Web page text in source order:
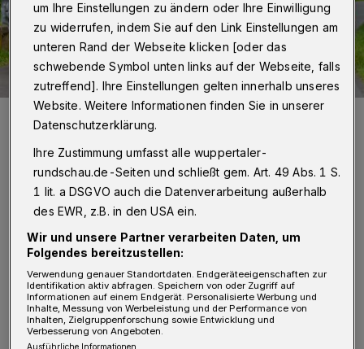
Foto: Wuppertaler Rundschau/Christoph Petersen
E einen E-Scooter-Fahrer, der laut ihrer
Aussage gegen 17:30 Uhr nahe dem Haltepunkt
Ostersbaum mit dem 72-Jährigen
zusammengeprallt und weitergefahren sein
um Ihre Einstellungen zu ändern oder Ihre Einwilligung
zu widerrufen, indem Sie auf den Link Einstellungen am
unteren Rand der Webseite klicken [oder das
schwebende Symbol unten links auf der Webseite, falls
zutreffend]. Ihre Einstellungen gelten innerhalb unseres
Website. Weitere Informationen finden Sie in unserer
Datenschutzerklärung.
Ihre Zustimmung umfasst alle wuppertaler-
rundschau.de-Seiten und schließt gem. Art. 49 Abs. 1 S.
1 lit. a DSGVO auch die Datenverarbeitung außerhalb
des EWR, z.B. in den USA ein.
Wir und unsere Partner verarbeiten Daten, um
Folgendes bereitzustellen:
Verwendung genauer Standortdaten. Endgeräteeigenschaften zur
Identifikation aktiv abfragen. Speichern von oder Zugriff auf
Informationen auf einem Endgerät. Personalisierte Werbung und
Inhalte, Messung von Werbeleistung und der Performance von
Inhalten, Zielgruppenforschung sowie Entwicklung und
Verbesserung von Angeboten.
Ausführliche Informationen